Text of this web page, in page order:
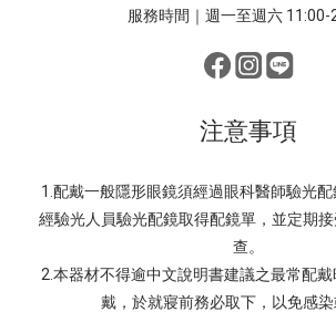
服務時間｜週一至週六 11:00-
注意事項
1.配戴一般隱形眼鏡須經過眼科醫師驗光
經驗光人員驗光配鏡取得配鏡單，並定期
查。
2.本器材不得逾中文說明書建議之最常配
戴，於就寢前務必取下，以免感染